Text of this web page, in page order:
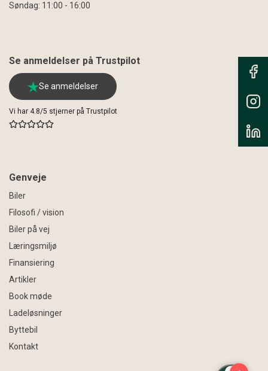
Søndag: 11:00 - 16:00
Se anmeldelser på Trustpilot
Se anmeldelser
Vi har 4.8/5 stjerner på Trustpilot
Genveje
Biler
Filosofi / vision
Biler på vej
Læringsmiljø
Finansiering
Artikler
Book møde
Ladeløsninger
Byttebil
Kontakt